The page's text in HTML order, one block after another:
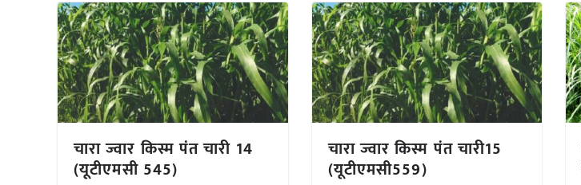
चारा ज्वार किस्म पंत चारी 14
(यूटीएमसी 545)
चारा ज्वार किस्म पंत चारी15
(यूटीएमसी559)